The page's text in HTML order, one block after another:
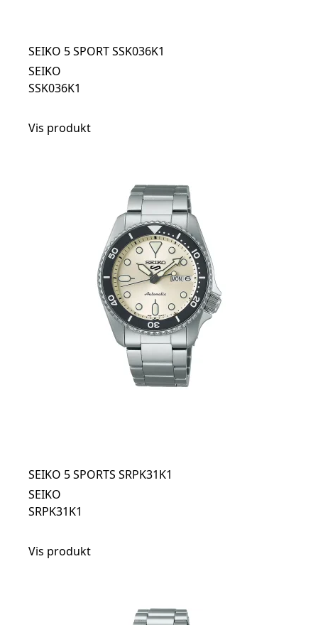
SEIKO 5 SPORT SSK036K1
SEIKO
SSK036K1
Vis produkt
SEIKO 5 SPORTS SRPK31K1
SEIKO
SRPK31K1
Vis produkt